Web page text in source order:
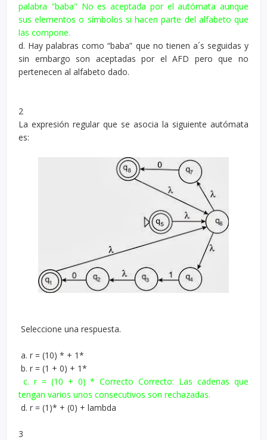
palabra "baba" No es aceptada por el autómata aunque
sus elementos o símbolos si hacen parte del alfabeto que
las compone.
d. Hay palabras como “baba” que no tienen a´s seguidas y
sin embargo son aceptadas por el AFD pero que no
pertenecen al alfabeto dado.
2
La expresión regular que se asocia la siguiente autómata
es:
Seleccione una respuesta.
a. r = (10) * + 1*
b. r = (1 + 0) + 1*
c. r = (10 + 0) * Correcto Correcto: Las cadenas que
tengan varios unos consecutivos son rechazadas.
d. r = (1)* + (0) + lambda
3